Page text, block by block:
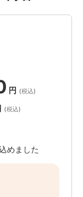
円 (税込)
(税込)
めました